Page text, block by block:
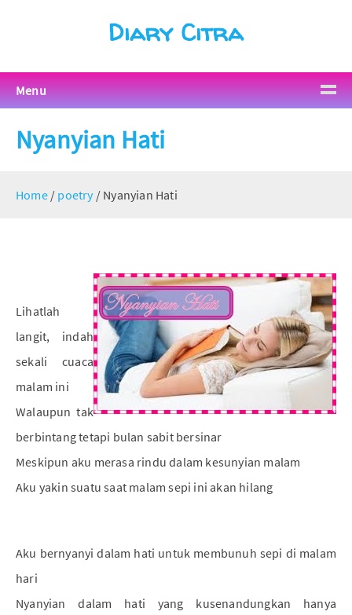
Diary Citra
Menu
Nyanyian Hati
Home / poetry / Nyanyian Hati
Lihatlah
langit, indah
sekali cuaca
malam ini
Walaupun tak
berbintang tetapi bulan sabit bersinar
Meskipun aku merasa rindu dalam kesunyian malam
Aku yakin suatu saat malam sepi ini akan hilang
Aku bernyanyi dalam hati untuk membunuh sepi di malam
hari
Nyanyian dalam hati yang kusenandungkan hanya